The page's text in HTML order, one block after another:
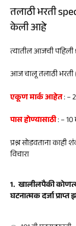
तलाठी भरती
केली आहे
त्यातील आजची
आज चालू तलाठी भरती
एकूण मार्क आहेत: –
पास होण्यासाठी: –
प्रश्न सोडवताना
विचारा
1. खालीलपैकी कोणत्या
घटनात्मक दर्जा प्राप्त